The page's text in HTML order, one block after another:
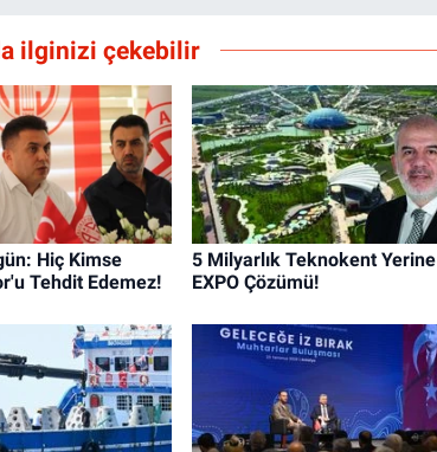
ilginizi çekebilir
Hiç Kimse
Tehdit Edemez!
5 Milyarlık Teknokent Yerine
EXPO Çözümü!